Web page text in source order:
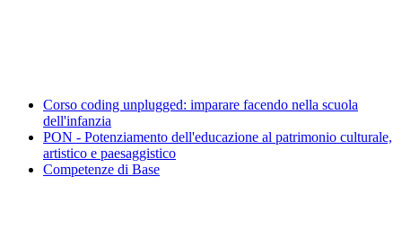
Corso coding unplugged: imparare facendo nella scuola
dell'infanzia
PON - Potenziamento dell'educazione al patrimonio culturale,
artistico e paesaggistico
Competenze di Base